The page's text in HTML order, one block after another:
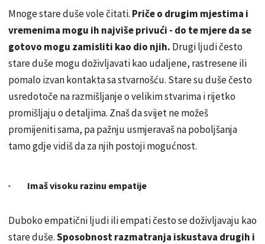
Mnoge stare duše vole čitati. Priče o drugim mjestima i
vremenima mogu ih najviše privući - do te mjere da se
gotovo mogu zamisliti kao dio njih. Drugi ljudi često
stare duše mogu doživljavati kao udaljene, rastresene ili
pomalo izvan kontakta sa stvarnošću. Stare su duše često
usredotoče na razmišljanje o velikim stvarima i rijetko
promišljaju o detaljima. Znaš da svijet ne možeš
promijeniti sama, pa pažnju usmjeravaš na poboljšanja
tamo gdje vidiš da za njih postoji mogućnost.
Imaš visoku razinu empatije
Duboko empatični ljudi ili empati često se doživljavaju kao
stare duše.Sposobnost razmatranja iskustava drugih i